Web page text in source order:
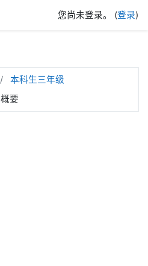
您尚未登录。 (登录)
本科生三年级
概要